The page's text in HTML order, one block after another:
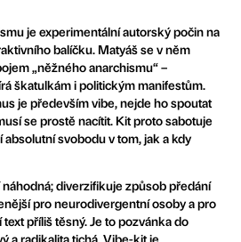
je experimentální autorský počin na
balíčku. Matyáš se v něm
„něžného anarchismu“ –
škatulkám i politickým manifestům.
je především vibe, nejde ho spoutat
se prostě nacítit. Kit proto sabotuje
svobodu v tom, jak a kdy
diverzifikuje způsob předání
pro neurodivergentní osoby a pro
příliš těsný. Je to pozvánka do
a radikalita tichá. Vibe-kit je